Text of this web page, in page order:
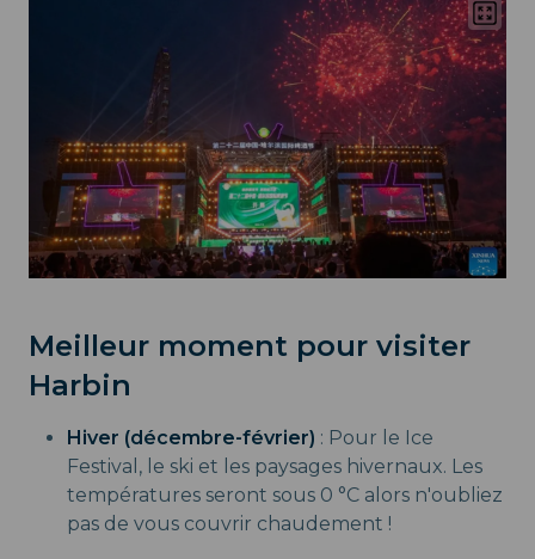
Meilleur moment pour visiter
Harbin
Hiver (décembre-février) : Pour le Ice
Festival, le ski et les paysages hivernaux. Les
températures seront sous 0 °C alors n'oubliez
pas de vous couvrir chaudement !